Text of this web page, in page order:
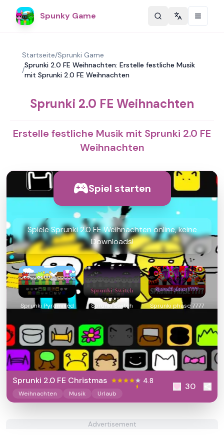
Spunky Game Change
Startseite/Sprunki Game
/
Sprunki 2.0 FE Weihnachten: Erstelle festliche Musik
mit Sprunki 2.0 FE Weihnachten
Sprunki 2.0 FE Weihnachten
Erstelle festliche Musik mit Sprunki 2.0 FE
Weihnachten
Spiel starten
Spiele Sprunki 2.0 FE Weihnachten online, keine
Downloads!
Sprunki Pyramixed Sprunki Switch Sprunki phase 7777
Sprunki 2.0 FE Christmas 4.8
Weihnachten Musik Urlaub
30
Advertisement